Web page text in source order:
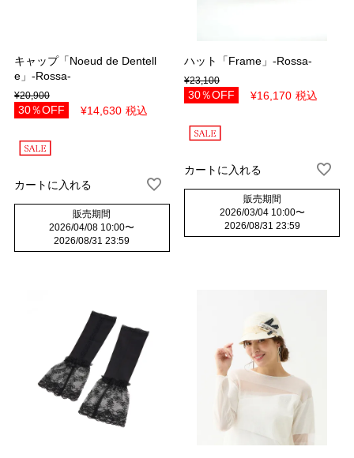
キャップ「Noeud de Dentell
e」-Rossa-
¥20,900
30％OFF ¥14,630 税込
カートに入れる
販売期間
2026/04/08 10:00〜
2026/08/31 23:59
ハット「Frame」-Rossa-
¥23,100
30％OFF ¥16,170 税込
カートに入れる
販売期間
2026/03/04 10:00〜
2026/08/31 23:59